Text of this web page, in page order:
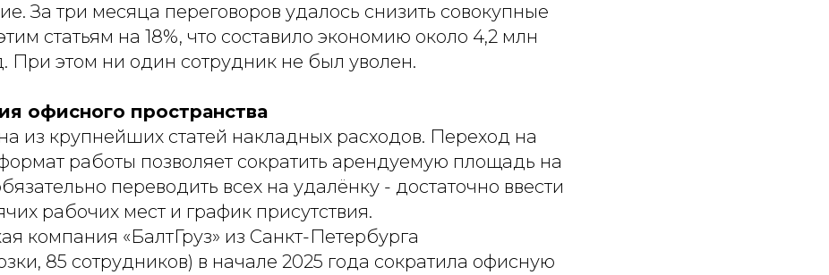
За три месяца переговоров удалось снизить совокупные
статьям на 18%, что составило экономию около 4,2 млн
При этом ни один сотрудник не был уволен.
офисного пространства
из крупнейших статей накладных расходов. Переход на
работы позволяет сократить арендуемую площадь на
переводить всех на удалёнку - достаточно ввести
рабочих мест и график присутствия.
компания «БалтГруз» из Санкт-Петербурга
85 сотрудников) в начале 2025 года сократила офисную